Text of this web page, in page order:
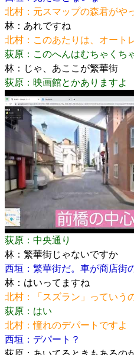
北村：元スマップの森君がや
林：あれですね
北村：このあたりは、オート
荻原：このへんはむちゃくち
林：じゃ、あここが繁華街
荻原：映画館とかありますよ
荻原：中央通り
林：繁華街じゃないですか
西垣：繁華街だ。車が商店街
林：はいってますね
北村：「スズラン」っていう
荻原：はい
北村：憧れのデパートですよ
西垣：デパート？